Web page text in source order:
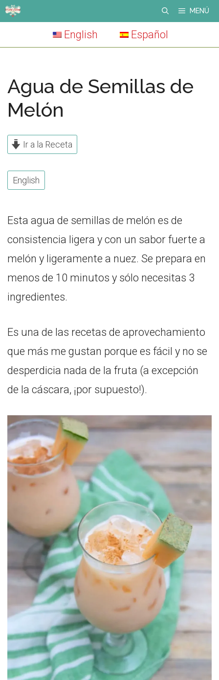
Skip
content
MENÚ
English Español
Agua de Semillas de
Melón
Ir a la Receta
English
Esta agua de semillas de melón es de
consistencia ligera y con un sabor fuerte a
melón y ligeramente a nuez. Se prepara en
menos de 10 minutos y sólo necesitas 3
ingredientes.
Es una de las recetas de aprovechamiento
que más me gustan porque es fácil y no se
desperdicia nada de la fruta (a excepción
de la cáscara, ¡por supuesto!).